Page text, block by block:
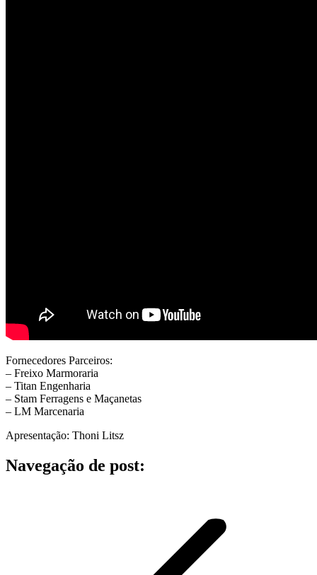
Fornecedores Parceiros:
– Freixo Marmoraria
– Titan Engenharia
– Stam Ferragens e Maçanetas
– LM Marcenaria
Apresentação: Thoni Litsz
Navegação de post: